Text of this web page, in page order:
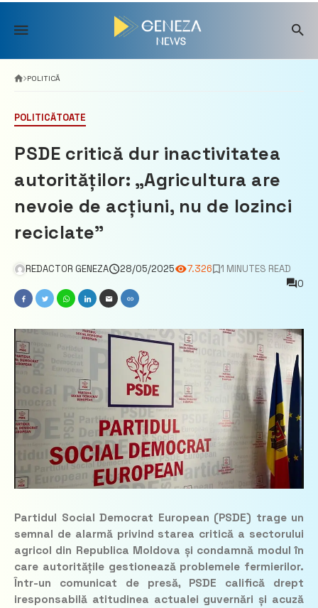
Skip
content
POLITICĂ
POLITICĂTOATE
PSDE critică dur inactivitatea
autorităților: „Agricultura are
nevoie de acțiuni, nu de lozinci
reciclate”
REDACTOR GENEZA 28/05/2025 7.326
1 MINUTES READ
0
Partidul Social Democrat European (PSDE) trage un
semnal de alarmă privind starea critică a sectorului
agricol din Republica Moldova și condamnă modul în
care autoritățile gestionează problemele fermierilor.
Într-un comunicat de presă, PSDE califică drept
iresponsabilă atitudinea actualei guvernări și acuză